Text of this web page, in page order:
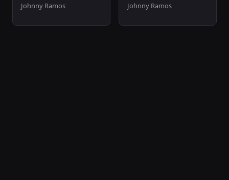
Johnny Ramos Johnny Ramos